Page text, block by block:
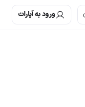
ورود به آپارات